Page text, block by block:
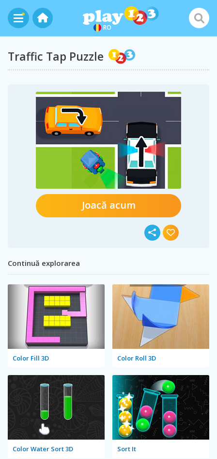
RO
Traffic Tap Puzzle
Joacă acum
Continuă explorarea
Color Fill 3D Color Roll 3D
Color Water Sort 3D Sort It